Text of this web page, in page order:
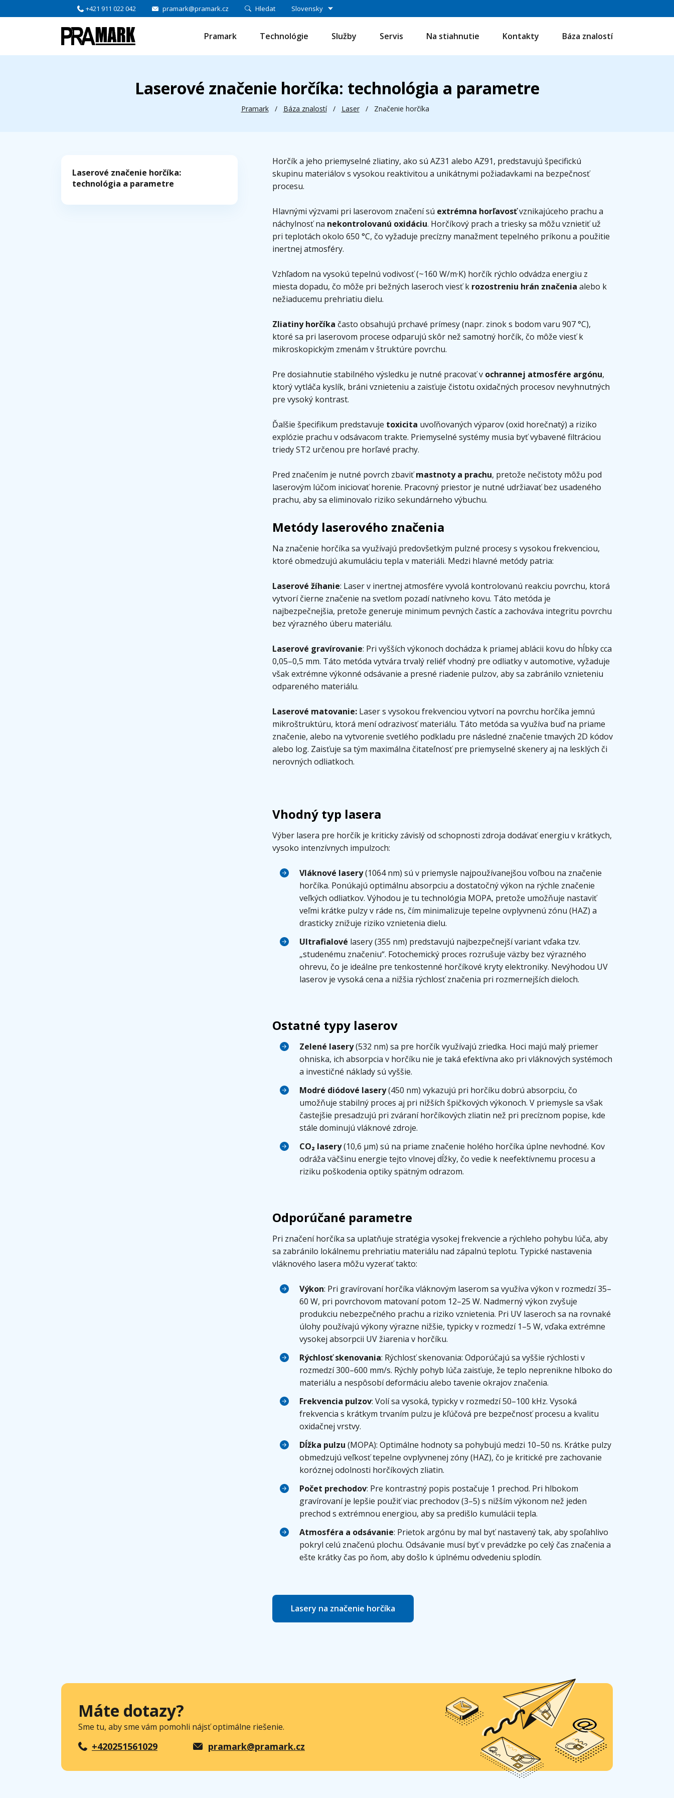
+421 911 022 042 pramark@pramark.cz Hledat Slovensky
Pramark Technológie Služby Servis Na stiahnutie Kontakty Báza znalostí
Laserové značenie horčíka: technológia a parametre
Pramark / Báza znalostí / Laser / Značenie horčíka
Laserové značenie horčíka:
technológia a parametre
Horčík a jeho priemyselné zliatiny, ako sú AZ31 alebo AZ91, predstavujú špecifickú
skupinu materiálov s vysokou reaktivitou a unikátnymi požiadavkami na bezpečnosť
procesu.
Hlavnými výzvami pri laserovom značení sú extrémna horľavosťvznikajúceho prachu a
náchylnosť na nekontrolovanú oxidáciu. Horčíkový prach a triesky sa môžu vznietiť už
pri teplotách okolo 650 °C, čo vyžaduje precízny manažment tepelného príkonu a použitie
inertnej atmosféry.
Vzhľadom na vysokú tepelnú vodivosť (~160 W/m·K) horčík rýchlo odvádza energiu z
miesta dopadu, čo môže pri bežných laseroch viesť k rozostreniu hrán značenia alebo k
nežiaducemu prehriatiu dielu.
Zliatiny horčíka často obsahujú prchavé prímesy (napr. zinok s bodom varu 907 °C),
ktoré sa pri laserovom procese odparujú skôr než samotný horčík, čo môže viesť k
mikroskopickým zmenám v štruktúre povrchu.
Pre dosiahnutie stabilného výsledku je nutné pracovať v ochrannej atmosfére argónu,
ktorý vytláča kyslík, bráni vznieteniu a zaisťuje čistotu oxidačných procesov nevyhnutných
pre vysoký kontrast.
Ďalšie špecifikum predstavuje toxicita uvoľňovaných výparov (oxid horečnatý) a riziko
explózie prachu v odsávacom trakte. Priemyselné systémy musia byť vybavené filtráciou
triedy ST2 určenou pre horľavé prachy.
Pred značením je nutné povrch zbaviťmastnoty a prachu, pretože nečistoty môžu pod
laserovým lúčom iniciovať horenie. Pracovný priestor je nutné udržiavať bez usadeného
prachu, aby sa eliminovalo riziko sekundárneho výbuchu.
Metódy laserového značenia
Na značenie horčíka sa využívajú predovšetkým pulzné procesy s vysokou frekvenciou,
ktoré obmedzujú akumuláciu tepla v materiáli. Medzi hlavné metódy patria:
Laserové žíhanie: Laser v inertnej atmosfére vyvolá kontrolovanú reakciu povrchu, ktorá
vytvorí čierne značenie na svetlom pozadí natívneho kovu. Táto metóda je
najbezpečnejšia, pretože generuje minimum pevných častíc a zachováva integritu povrchu
bez výrazného úberu materiálu.
Laserové gravírovanie: Pri vyšších výkonoch dochádza k priamej ablácii kovu do hĺbky cca
0,05–0,5 mm. Táto metóda vytvára trvalý reliéf vhodný pre odliatky v automotive, vyžaduje
však extrémne výkonné odsávanie a presné riadenie pulzov, aby sa zabránilo vznieteniu
odpareného materiálu.
Laserové matovanie: Laser s vysokou frekvenciou vytvorí na povrchu horčíka jemnú
mikroštruktúru, ktorá mení odrazivosť materiálu. Táto metóda sa využíva buď na priame
značenie, alebo na vytvorenie svetlého podkladu pre následné značenie tmavých 2D kódov
alebo log. Zaisťuje sa tým maximálna čitateľnosť pre priemyselné skenery aj na lesklých či
nerovných odliatkoch.
Vhodný typ lasera
Výber lasera pre horčík je kriticky závislý od schopnosti zdroja dodávať energiu v krátkych,
vysoko intenzívnych impulzoch:
Vláknové lasery(1064 nm) sú v priemysle najpoužívanejšou voľbou na značenie
horčíka. Ponúkajú optimálnu absorpciu a dostatočný výkon na rýchle značenie
veľkých odliatkov. Výhodou je tu technológia MOPA, pretože umožňuje nastaviť
veľmi krátke pulzy v ráde ns, čím minimalizuje tepelne ovplyvnenú zónu (HAZ) a
drasticky znižuje riziko vznietenia dielu.
Ultrafialové lasery (355 nm) predstavujú najbezpečnejší variant vďaka tzv.
„studenému značeniu“. Fotochemický proces rozrušuje väzby bez výrazného
ohrevu, čo je ideálne pre tenkostenné horčíkové kryty elektroniky. Nevýhodou UV
laserov je vysoká cena a nižšia rýchlosť značenia pri rozmernejších dieloch.
Ostatné typy laserov
Zelené lasery(532 nm) sa pre horčík využívajú zriedka. Hoci majú malý priemer
ohniska, ich absorpcia v horčíku nie je taká efektívna ako pri vláknových systémoch
a investičné náklady sú vyššie.
Modré diódové lasery(450 nm) vykazujú pri horčíku dobrú absorpciu, čo
umožňuje stabilný proces aj pri nižších špičkových výkonoch. V priemysle sa však
častejšie presadzujú pri zváraní horčíkových zliatin než pri precíznom popise, kde
stále dominujú vláknové zdroje.
CO₂ lasery(10,6 μm) sú na priame značenie holého horčíka úplne nevhodné. Kov
odráža väčšinu energie tejto vlnovej dĺžky, čo vedie k neefektívnemu procesu a
riziku poškodenia optiky spätným odrazom.
Odporúčané parametre
Pri značení horčíka sa uplatňuje stratégia vysokej frekvencie a rýchleho pohybu lúča, aby
sa zabránilo lokálnemu prehriatiu materiálu nad zápalnú teplotu. Typické nastavenia
vláknového lasera môžu vyzerať takto:
Výkon: Pri gravírovaní horčíka vláknovým laserom sa využíva výkon v rozmedzí 35–
60 W, pri povrchovom matovaní potom 12–25 W. Nadmerný výkon zvyšuje
produkciu nebezpečného prachu a riziko vznietenia. Pri UV laseroch sa na rovnaké
úlohy používajú výkony výrazne nižšie, typicky v rozmedzí 1–5 W, vďaka extrémne
vysokej absorpcii UV žiarenia v horčíku.
Rýchlosť skenovania: Rýchlosť skenovania: Odporúčajú sa vyššie rýchlosti v
rozmedzí 300–600 mm/s. Rýchly pohyb lúča zaisťuje, že teplo neprenikne hlboko do
materiálu a nespôsobí deformáciu alebo tavenie okrajov značenia.
Frekvencia pulzov: Volí sa vysoká, typicky v rozmedzí 50–100 kHz. Vysoká
frekvencia s krátkym trvaním pulzu je kľúčová pre bezpečnosť procesu a kvalitu
oxidačnej vrstvy.
Dĺžka pulzu (MOPA): Optimálne hodnoty sa pohybujú medzi 10–50 ns. Krátke pulzy
obmedzujú veľkosť tepelne ovplyvnenej zóny (HAZ), čo je kritické pre zachovanie
koróznej odolnosti horčíkových zliatin.
Počet prechodov: Pre kontrastný popis postačuje 1 prechod. Pri hlbokom
gravírovaní je lepšie použiť viac prechodov (3–5) s nižším výkonom než jeden
prechod s extrémnou energiou, aby sa predišlo kumulácii tepla.
Atmosféra a odsávanie: Prietok argónu by mal byť nastavený tak, aby spoľahlivo
pokryl celú značenú plochu. Odsávanie musí byť v prevádzke po celý čas značenia a
ešte krátky čas po ňom, aby došlo k úplnému odvedeniu splodín.
Lasery na značenie horčíka
Máte dotazy?
Sme tu, aby sme vám pomohli nájsť optimálne riešenie.
+420251561029 pramark@pramark.cz